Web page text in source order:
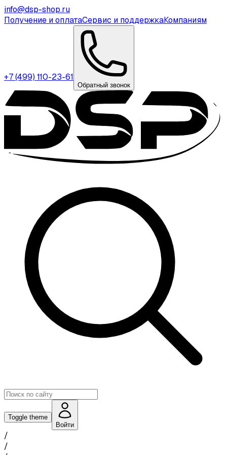
info@dsp-shop.ru
Получение и оплатаСервис и поддержкаКомпаниям
+7 (499) 110-23-61
Обратный звонок
Toggle theme
Войти
/
/